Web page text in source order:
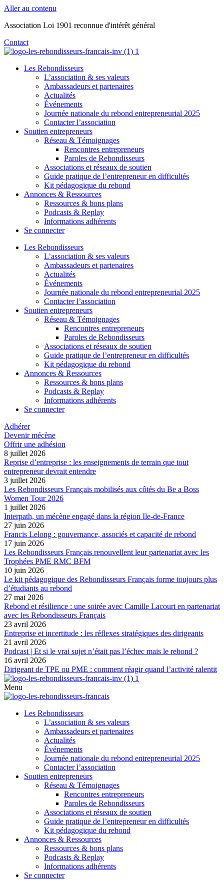
Aller au contenu
Association Loi 1901 reconnue d'intérêt général
Contact
Les Rebondisseurs
L’association & ses valeurs
Ambassadeurs et partenaires
Actualités
Événements
Journée nationale du rebond entrepreneurial 2025
Contacter l’association
Soutien entrepreneurs
Réseau & Témoignages
Rencontres entrepreneurs
Paroles de Rebondisseurs
Associations et réseaux de soutien
Guide pratique de l’entrepreneur en difficultés
Kit pédagogique du rebond
Annonces & Ressources
Ressources & bons plans
Podcasts & Replay
Informations adhérents
Se connecter
Les Rebondisseurs
L’association & ses valeurs
Ambassadeurs et partenaires
Actualités
Événements
Journée nationale du rebond entrepreneurial 2025
Contacter l’association
Soutien entrepreneurs
Réseau & Témoignages
Rencontres entrepreneurs
Paroles de Rebondisseurs
Associations et réseaux de soutien
Guide pratique de l’entrepreneur en difficultés
Kit pédagogique du rebond
Annonces & Ressources
Ressources & bons plans
Podcasts & Replay
Informations adhérents
Se connecter
Adhérer
Devenir mécène
Offrir une adhésion
8 juillet 2026
Reprise d’entreprise : les enseignements de terrain que tout
entrepreneur devrait entendre
3 juillet 2026
Les Rebondisseurs Français mobilisés aux côtés du Be a Boss
Women Tour 2026
1 juillet 2026
Interpath, un mécène engagé dans la région Ile-de-France
27 juin 2026
Francis Lelong : gouvernance, associés et capacité de rebond
17 juin 2026
Les Rebondisseurs Français renouvellent leur partenariat avec les
Trophées PME RMC BFM
10 juin 2026
Le kit pédagogique des Rebondisseurs Français forme toujours plus
d’étudiants au rebond
27 mai 2026
Rebond et résilience : une soirée avec Camille Lacourt en partenariat
avec les Rebondisseurs Français
23 avril 2026
Entreprise et incertitude : les réflexes stratégiques des dirigeants
21 avril 2026
Podcast | Et si le vrai sujet n’était pas l’échec mais le rebond ?
16 avril 2026
Dirigeant de TPE ou PME : comment réagir quand l’activité ralentit
Menu
Les Rebondisseurs
L’association & ses valeurs
Ambassadeurs et partenaires
Actualités
Événements
Journée nationale du rebond entrepreneurial 2025
Contacter l’association
Soutien entrepreneurs
Réseau & Témoignages
Rencontres entrepreneurs
Paroles de Rebondisseurs
Associations et réseaux de soutien
Guide pratique de l’entrepreneur en difficultés
Kit pédagogique du rebond
Annonces & Ressources
Ressources & bons plans
Podcasts & Replay
Informations adhérents
Se connecter